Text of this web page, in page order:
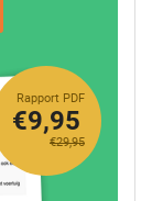
Rapport PDF
€29,95
€9,95